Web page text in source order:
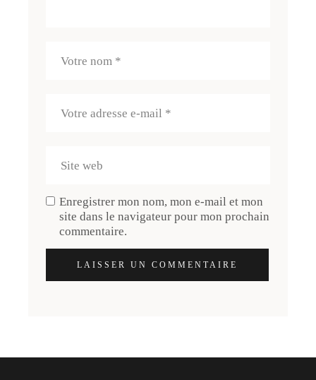
Enregistrer mon nom, mon e-mail et mon
site dans le navigateur pour mon prochain
commentaire.
LAISSER UN COMMENTAIRE